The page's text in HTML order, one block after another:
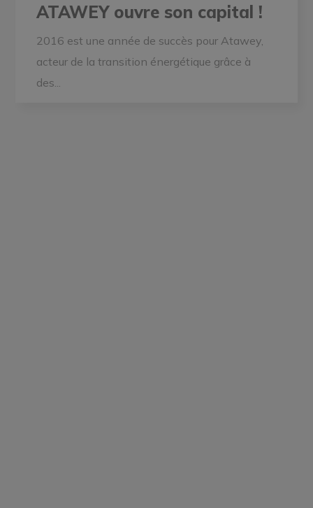
ATAWEY ouvre son capital !
2016 est une année de succès pour Atawey,
acteur de la transition énergétique grâce à
des...